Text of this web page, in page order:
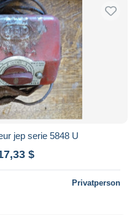
jep serie 5848 U
$
Privatperson